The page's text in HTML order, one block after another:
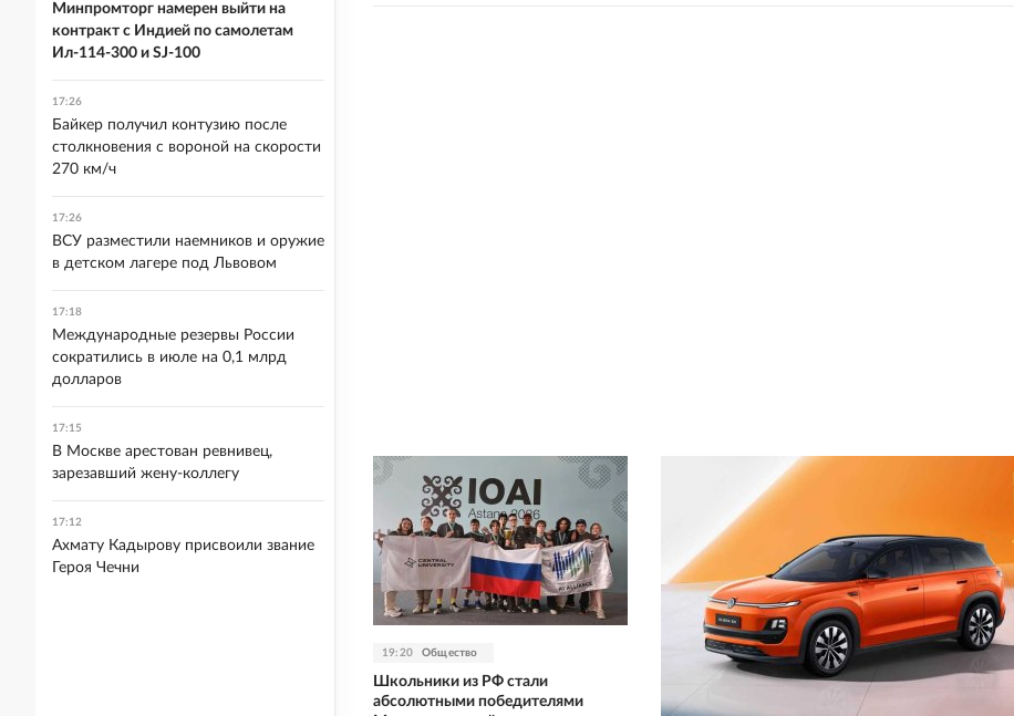
19:20 Общество
Школьники из РФ стали
абсолютными победителями
Минпромторг намерен выйти на
контракт с Индией по самолетам
Ил-114-300 и SJ-100
17:26
Байкер получил контузию после
столкновения с вороной на скорости
270 км/ч
17:26
ВСУ разместили наемников и оружие
в детском лагере под Львовом
17:18
Международные резервы России
сократились в июле на 0,1 млрд
долларов
17:15
В Москве арестован ревнивец,
зарезавший жену-коллегу
17:12
Ахмату Кадырову присвоили звание
Героя Чечни